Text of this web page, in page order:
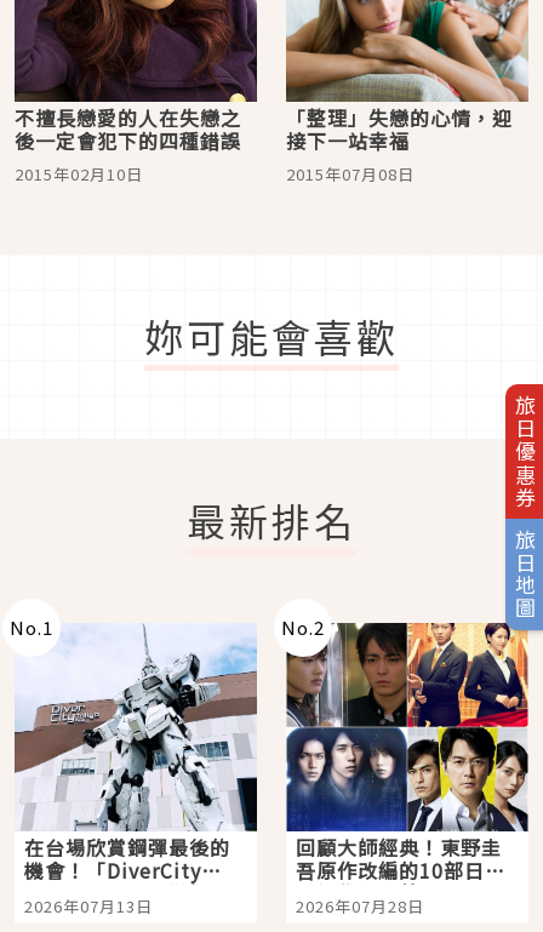
旅日優惠券
旅日地圖
不擅長戀愛的人在失戀之
後一定會犯下的四種錯誤
2015年02月10日
「整理」失戀的心情，迎
接下一站幸福
2015年07月08日
妳可能會喜歡
最新排名
No.1
在台場欣賞鋼彈最後的
機會！「DiverCity
Tokyo Plaza」搭船、
購物、美食及夜景，一
2026年07月13日
No.2
回顧大師經典！東野圭
吾原作改編的10部日本
影視作品推薦
2026年07月28日